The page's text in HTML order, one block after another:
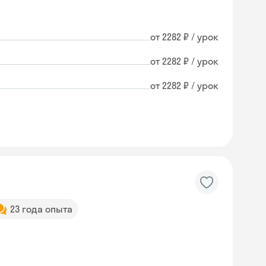
от 2282 ₽ / урок
от 2282 ₽ / урок
от 2282 ₽ / урок
23 года опыта